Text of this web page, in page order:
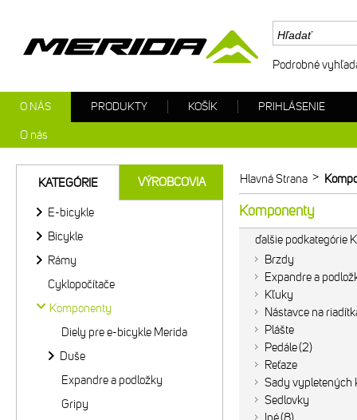
Hlavná Strana >
Komponenty
ďalšie podkategórie
Brzdy
Expandre a
Kľuky
Nástavce na
Plášte
Pedále 2
Reťaze
Sady vypletených
Sedlovky
KATEGÓRIE VÝROBCOVIA
E-bicykle
Bicykle
Rámy
Cyklopočítače
Komponenty
Diely pre e-bicykle Merida
Duše
Expandre a podložky
Gripy
Podrobné
O NÁS
O nás
PRODUKTY KOŠÍK PRIHLÁSENIE